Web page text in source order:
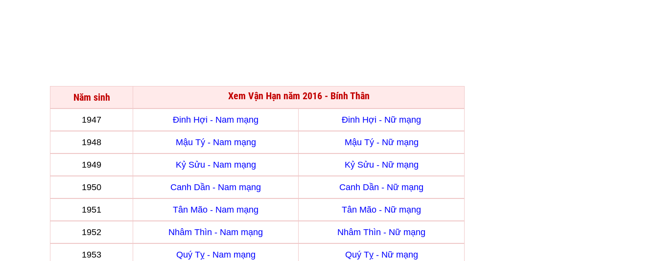
Năm sinh Xem Vận Hạn năm 2016 - Bính Thân
1947 Đinh Hợi - Nam mạng Đinh Hợi - Nữ mạng
1948 Mậu Tý - Nam mạng Mậu Tý - Nữ mạng
1949 Kỷ Sửu - Nam mạng Kỷ Sửu - Nữ mạng
1950 Canh Dần - Nam mạng Canh Dần - Nữ mạng
1951 Tân Mão - Nam mạng Tân Mão - Nữ mạng
1952 Nhâm Thìn - Nam mạng Nhâm Thìn - Nữ mạng
1953 Quý Tỵ - Nam mạng Quý Tỵ - Nữ mạng